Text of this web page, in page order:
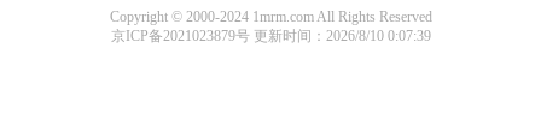
Copyright © 2000-2024 1mrm.com All Rights Reserved
京ICP备2021023879号 更新时间：2026/8/10 0:07:39